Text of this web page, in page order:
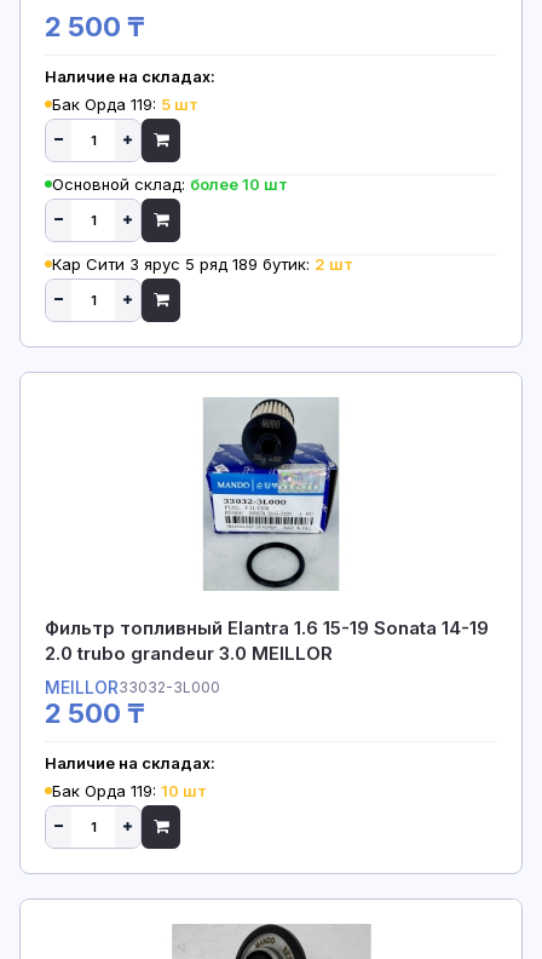
2 500 ₸
Наличие на складах:
Бак Орда 119: 5 шт
Основной склад: более 10 шт
Кар Сити 3 ярус 5 ряд 189 бутик: 2 шт
Фильтр топливный Elantra 1.6 15-19 Sonata 14-19
2.0 trubo grandeur 3.0 MEILLOR
MEILLOR33032-3L000
2 500 ₸
Наличие на складах:
Бак Орда 119: 10 шт